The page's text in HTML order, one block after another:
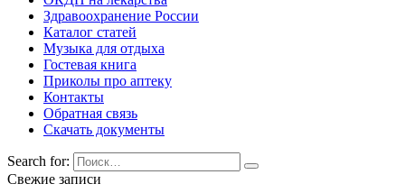
Здравоохранение России
Каталог статей
Музыка для отдыха
Гостевая книга
Приколы про аптеку
Контакты
Обратная связь
Скачать документы
Search for:
Свежие записи